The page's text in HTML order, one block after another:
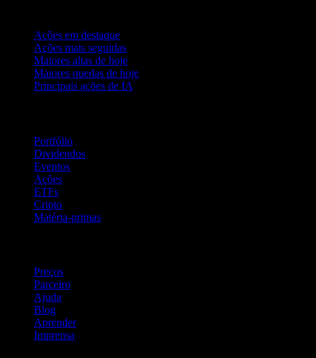
Ações em destaque
Ações mais seguidas
Maiores altas de hoje
Maiores quedas de hoje
Principais ações de IA
Portfólio
Dividendos
Eventos
Ações
ETFs
Cripto
Matéria-primas
Preços
Parceiro
Ajuda
Blog
Aprender
Imprensa